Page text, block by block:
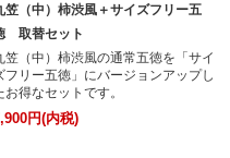
笠（中）柿渋風＋サイズフリー五
取替セット
笠（中）柿渋風の通常五徳を「サイ
フリー五徳」にバージョンアップし
お得なセットです。
円(内税)